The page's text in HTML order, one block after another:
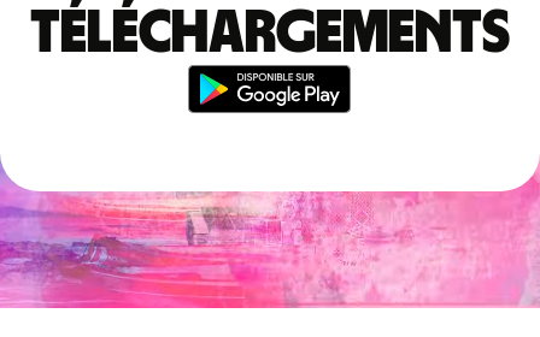
téléchargements